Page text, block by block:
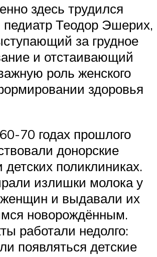
здесь трудился
педиатр Теодор Эшерих,
за грудное
и отстаивающий
роль женского
здоровья
70 годах прошлого
донорские
детских поликлиниках.
излишки молока у
и выдавали их
новорождённым.
работали недолго:
появляться детские